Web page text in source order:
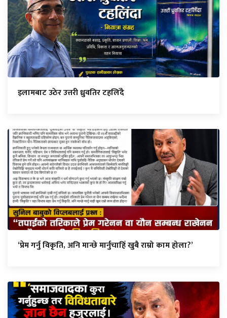
इलामबाट उठेर उत्तरी ध्रुवतिर टहलिँदै
‘प्रेम गर्नु विकृति, अनि मान्छे मार्नुचाहिँ खुबै राम्रो काम होला?’